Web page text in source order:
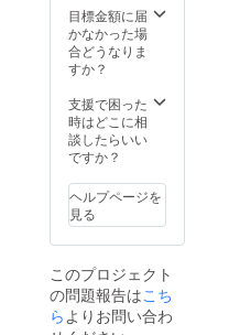
入場で
きま
す。リ
ターン
にお選
びくだ
さい
※宛名の
ござい
ません
※一般
販売は
ません
※チ
ケット
は映画
目標金額に届
かなかった場
合どうなりま
すか？
支援で困った
時はどこに相
談したらいい
ですか？
ヘルプページを
見る
このプロジェクト
の問題報告はこち
ら よりお問い合わ